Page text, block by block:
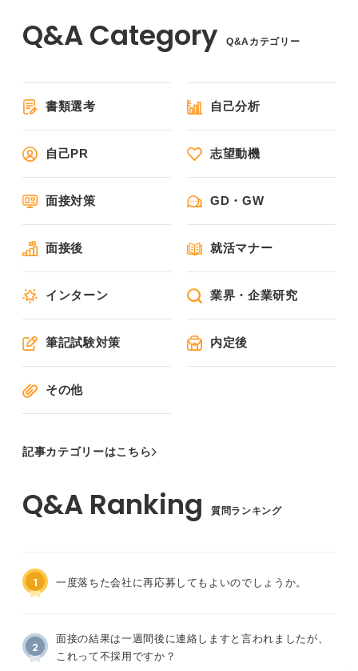
Q&Aカテゴリー
書類選考 自己分析
自己PR 志望動機
面接対策 GD・GW
面接後 就活マナー
インターン 業界・企業研究
筆記試験対策 内定後
その他
記事カテゴリーはこちら
質問ランキング
1 一度落ちた会社に再応募してもよいのでしょうか。
2
面接の結果は一週間後に連絡しますと言われましたが、
これって不採用ですか？